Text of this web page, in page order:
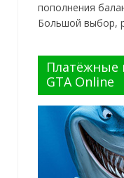
пополнения
Большой выбор,
Платёжные
GTA Online